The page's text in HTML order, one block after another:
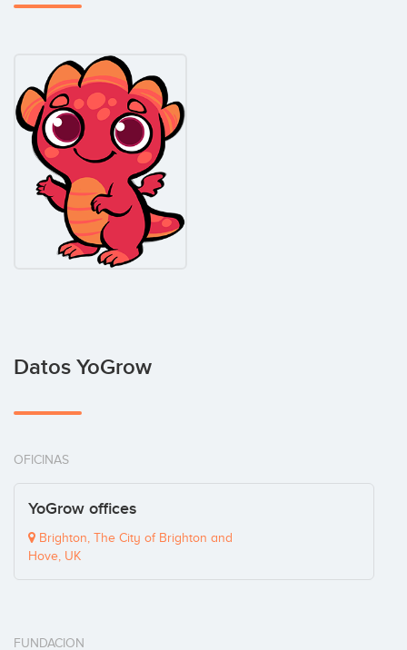
Datos YoGrow
OFICINAS
YoGrow offices
Brighton, The City of Brighton and
Hove, UK
FUNDACION